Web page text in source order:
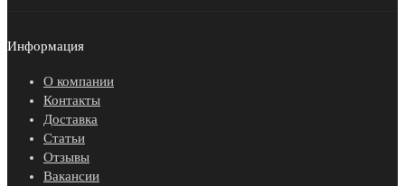
Информация
О компании
Контакты
Доставка
Статьи
Отзывы
Вакансии